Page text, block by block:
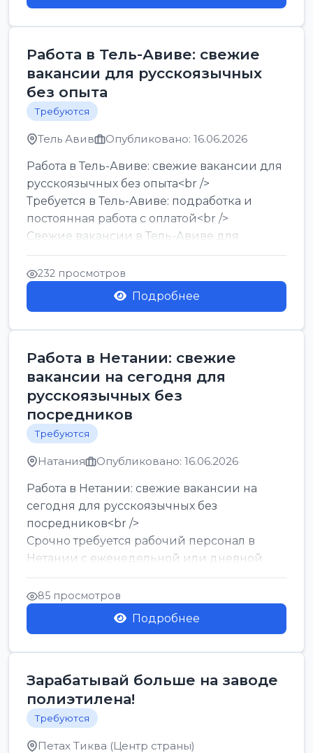
Работа в Тель-Авиве: свежие
вакансии для русскоязычных
без опыта
Требуются
Тель Авив Опубликовано: 16.06.2026
Работа в Тель-Авиве: свежие вакансии для
русскоязычных без опыта<br />
Требуется в Тель-Авиве: подработка и
постоянная работа с оплатой<br />
Свежие вакансии в Тель-Авиве для
мужчин и женщин от хозя...
232 просмотров
Подробнее
Работа в Нетании: свежие
вакансии на сегодня для
русскоязычных без
посредников
Требуются
Натания Опубликовано: 16.06.2026
Работа в Нетании: свежие вакансии на
сегодня для русскоязычных без
посредников<br />
Срочно требуется рабочий персонал в
Нетании с еженедельной или дневной
оплатой<br />
Свежие вакансии в Нетании дл...
85 просмотров
Подробнее
Зарабатывай больше на заводе
полиэтилена!
Требуются
Петах Тиква (Центр страны)